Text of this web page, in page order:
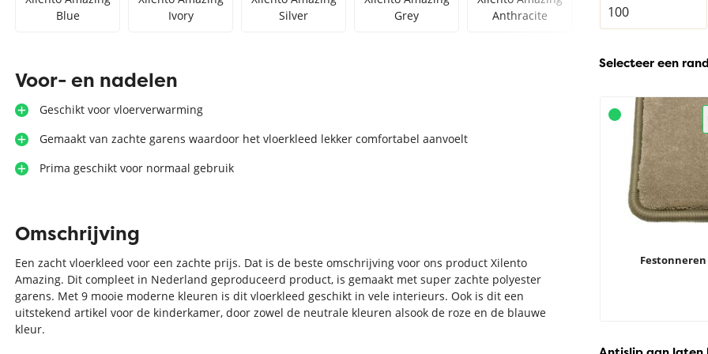
Selecteer een
Festonneren
Blue
Ivory
Silver
Grey
Anthracite
Taupe
Voor- en nadelen
Geschikt voor vloerverwarming
Gemaakt van zachte garens waardoor het vloerkleed lekker comfortabel aanvoelt
Prima geschikt voor normaal gebruik
Omschrijving
Een zacht vloerkleed voor een zachte prijs. Dat is de beste omschrijving voor ons product Xilento
Amazing. Dit compleet in Nederland geproduceerd product, is gemaakt met super zachte polyester
garens. Met 9 mooie moderne kleuren is dit vloerkleed geschikt in vele interieurs. Ook is dit een
uitstekend artikel voor de kinderkamer, door zowel de neutrale kleuren alsook de roze en de blauwe
kleur.